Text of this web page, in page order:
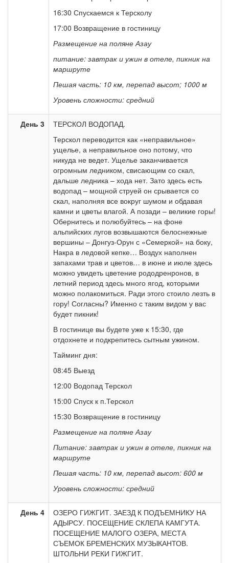
16:30 Спускаемся к Терсколу
17:00 Возвращение в гостиницу
Размещение на поляне Азау
питание: завтрак и ужин в отеле, пикник на
маршруте
Пешая часть: 10 км, перепад высот; 1000 м
Уровень сложности: средний
День 3
ТЕРСКОЛ ВОДОПАД.
Терскол переводится как «неправильное»
ущелье, а неправильное оно потому, что
никуда не ведет. Ущелье заканчивается
огромным ледником, свисающим со скал,
дальше ледника – хода нет. Зато здесь есть
водопад – мощной струей он срывается со
скал, наполняя все вокруг шумом и обдавая
камни и цветы влагой. А позади – великие горы!
Обернитесь и полюбуйтесь – на фоне
альпийских лугов возвышаются белоснежные
вершины – Донгуз-Орун с «Семеркой» на боку,
Накра в ледовой кепке… Воздух наполнен
запахами трав и цветов… в июне и июле здесь
можно увидеть цветение рододренронов, в
летний период здесь много ягод, которыми
можно полакомиться. Ради этого стоило лезть в
гору! Согласны? Именно с таким видом у вас
будет пикник!
В гостинице вы будете уже к 15:30, где
отдохнете и подкрепитесь сытным ужином.
Тайминг дня:
08:45 Выезд
12:00 Водопад Терскол
15:00 Спуск к п.Терскол
15:30 Возвращение в гостиницу
Размещение на поляне Азау
Питание: завтрак и ужин в отеле, пикник на
маршруте
Пешая часть: 10 км, перепад высот: 600 м
Уровень сложности: средний
День 4
ОЗЕРО ГИЖГИТ. ЗАЕЗД К ПОДЪЕМНИКУ НА
АДЫРСУ. ПОСЕЩЕНИЕ СКЛЕПА КАМГУТА.
ПОСЕЩЕНИЕ МАЛОГО ОЗЕРА, МЕСТА
СЪЕМОК БРЕМЕНСКИХ МУЗЫКАНТОВ.
ШТОЛЬНИ РЕКИ ГИЖГИТ.